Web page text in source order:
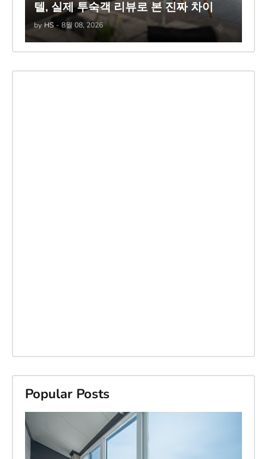
텔, 실제 투숙객 리뷰로 본 진짜 차이
by HS - 8월 08, 2026
Popular Posts